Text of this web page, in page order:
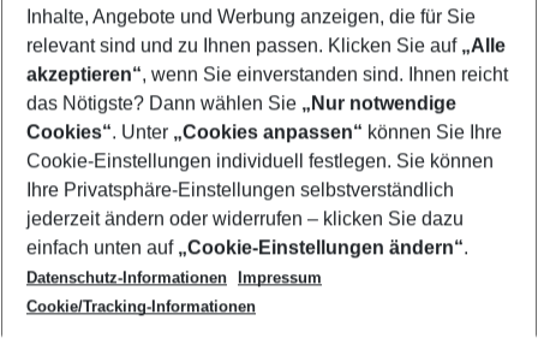
Footer
Footer navigation
Über uns
AGB
Cookie-Einstellungen ändern
Cookie-Richtlinie
Datenschutz
Service & Hilfe
Barrierefreies Reisen
Check-in
Folgen Sie uns
Inhalte, Angebote und Werbung anzeigen, die für Sie
relevant sind und zu Ihnen passen. Klicken Sie auf „Alle
akzeptieren“, wenn Sie einverstanden sind. Ihnen reicht
das Nötigste? Dann wählen Sie „Nur notwendige
Cookies“. Unter „Cookies anpassen“ können Sie Ihre
Cookie-Einstellungen individuell festlegen. Sie können
Ihre Privatsphäre-Einstellungen selbstverständlich
jederzeit ändern oder widerrufen – klicken Sie dazu
einfach unten auf „Cookie-Einstellungen ändern“.
Datenschutz-Informationen
Impressum
Cookie/Tracking-Informationen